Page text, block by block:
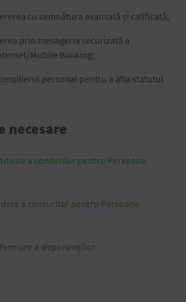
cu semnătura avansată și calificată;
prin mesageria securizată a
Mobile Banking;
personal pentru a afla statutul
necesare
a conturilor pentru Persoane
a conturilor pentru Persoane
a deponenţilor